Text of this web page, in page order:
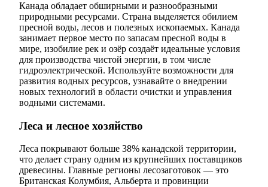
Канада обладает обширными и разнообразными
природными ресурсами. Страна выделяется обилием
пресной воды, лесов и полезных ископаемых. Канада
занимает первое место по запасам пресной воды в
мире, изобилие рек и озёр создаёт идеальные условия
для производства чистой энергии, в том числе
гидроэлектрической. Используйте возможности для
развития водных ресурсов, узнавайте о внедрении
новых технологий в области очистки и управления
водными системами.
Леса и лесное хозяйство
Леса покрывают больше 38% канадской территории,
что делает страну одним из крупнейших поставщиков
древесины. Главные регионы лесозаготовок — это
Британская Колумбия, Альберта и провинции